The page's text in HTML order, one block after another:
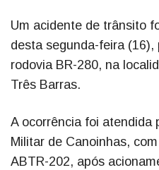
Um acidente de trânsito
desta segunda-feira
rodovia BR-280, na
Três Barras.
A ocorrência foi atendida
Militar de Canoinhas,
ABTR-202, após